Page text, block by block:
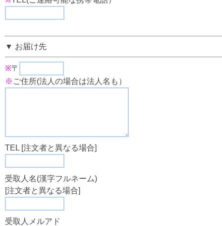
▼ お届け先
※〒
※ ご住所(法人の場合は法人名も）
TEL [注文者と異なる場合]
受取人名(漢字フルネーム)
[注文者と異なる場合]
受取人メルアド